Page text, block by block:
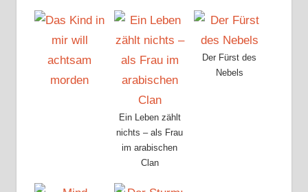
Ein Leben zählt
nichts – als Frau
im arabischen
Clan
Der Fürst des
Nebels